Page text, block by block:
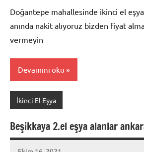
Doğantepe mahallesinde ikinci el
anında nakit alıyoruz bizden fiyat
vermeyin
Devamını oku
İkinci El Eşya
Beşikkaya 2.el eşya alanlar